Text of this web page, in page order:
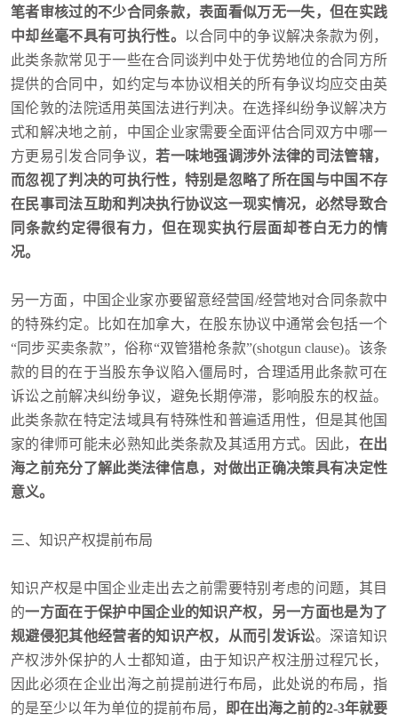
笔者审核过的不少合同条款，表面看似万无一失，但在实践
中却丝毫不具有可执行性。 以合同中的争议解决条款为例，
此类条款常见于一些在合同谈判中处于优势地位的合同方所
提供的合同中，如约定与本协议相关的所有争议均应交由英
国伦敦的法院适用英国法进行判决。在选择纠纷争议解决方
式和解决地之前，中国企业家需要全面评估合同双方中哪一
方更易引发合同争议，若一味地强调涉外法律的司法管辖，
而忽视了判决的可执行性，特别是忽略了所在国与中国不存
在民事司法互助和判决执行协议这一现实情况，必然导致合
同条款约定得很有力，但在现实执行层面却苍白无力的情
况。
另一方面，中国企业家亦要留意经营国/经营地对合同条款中
的特殊约定。比如在加拿大，在股东协议中通常会包括一个
“同步买卖条款”，俗称“双管猎枪条款”(shotgun clause)。该条
款的目的在于当股东争议陷入僵局时，合理适用此条款可在
诉讼之前解决纠纷争议，避免长期停滞，影响股东的权益。
此类条款在特定法域具有特殊性和普遍适用性，但是其他国
家的律师可能未必熟知此类条款及其适用方式。因此， 在出
海之前充分了解此类法律信息，对做出正确决策具有决定性
意义。
三、知识产权提前布局
知识产权是中国企业走出去之前需要特别考虑的问题，其目
的一方面在于保护中国企业的知识产权，另一方面也是为了
规避侵犯其他经营者的知识产权，从而引发诉讼。深谙知识
产权涉外保护的人士都知道，由于知识产权注册过程冗长，
因此必须在企业出海之前提前进行布局，此处说的布局，指
的是至少以年为单位的提前布局，
即在出海之前的2-3年就要